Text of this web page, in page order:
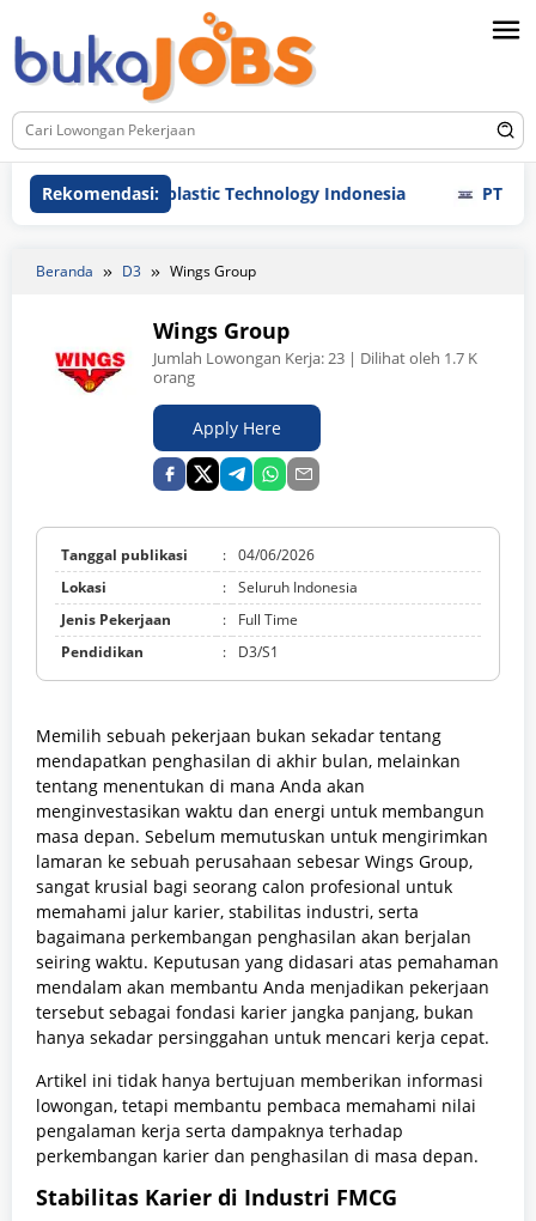
ke
konten
Rekomendasi:
PT Chinli plastic Technology Indonesia PT Multi
Beranda D3 Wings Group
Wings Group
Jumlah Lowongan Kerja:23 | Dilihat oleh 1.7 K
orang
Apply Here
Tanggal publikasi : 04/06/2026
Lokasi
: Seluruh Indonesia
Jenis Pekerjaan
:
Full Time
Pendidikan
: D3/S1
Memilih sebuah pekerjaan bukan sekadar tentang
mendapatkan penghasilan di akhir bulan, melainkan
tentang menentukan di mana Anda akan
menginvestasikan waktu dan energi untuk membangun
masa depan. Sebelum memutuskan untuk mengirimkan
lamaran ke sebuah perusahaan sebesar Wings Group,
sangat krusial bagi seorang calon profesional untuk
memahami jalur karier, stabilitas industri, serta
bagaimana perkembangan penghasilan akan berjalan
seiring waktu. Keputusan yang didasari atas pemahaman
mendalam akan membantu Anda menjadikan pekerjaan
tersebut sebagai fondasi karier jangka panjang, bukan
hanya sekadar persinggahan untuk mencari kerja cepat.
Artikel ini tidak hanya bertujuan memberikan informasi
lowongan, tetapi membantu pembaca memahami nilai
pengalaman kerja serta dampaknya terhadap
perkembangan karier dan penghasilan di masa depan.
Stabilitas Karier di Industri FMCG